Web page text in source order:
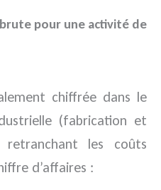
pour une activité de
chiffrée dans le
(fabrication et
les coûts
d’affaires :